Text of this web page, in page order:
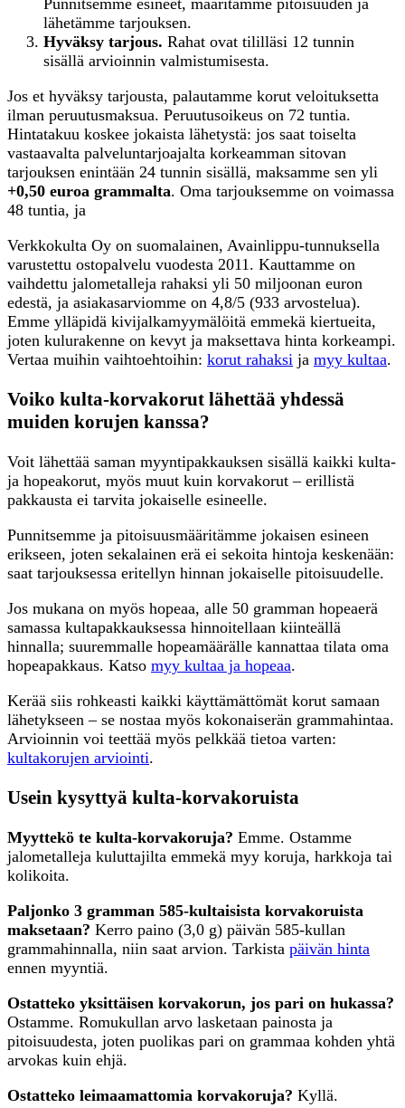
lähetämme tarjouksen.
Hyväksy tarjous. Rahat ovat tililläsi 12 tunnin
sisällä arvioinnin valmistumisesta.
Jos et hyväksy tarjousta, palautamme korut veloituksetta
ilman peruutusmaksua. Peruutusoikeus on 72 tuntia.
Hintatakuu koskee jokaista lähetystä: jos saat toiselta
vastaavalta palveluntarjoajalta korkeamman sitovan
tarjouksen enintään 24 tunnin sisällä, maksamme sen yli
+0,50 euroa grammalta. Oma tarjouksemme on voimassa
48 tuntia, ja
Verkkokulta Oy on suomalainen, Avainlippu-tunnuksella
varustettu ostopalvelu vuodesta 2011. Kauttamme on
vaihdettu jalometalleja rahaksi yli 50 miljoonan euron
edestä, ja asiakasarviomme on 4,8/5 (933 arvostelua).
Emme ylläpidä kivijalkamyymälöitä emmekä kiertueita,
joten kulurakenne on kevyt ja maksettava hinta korkeampi.
Vertaa muihin vaihtoehtoihin: korut rahaksi ja myy kultaa.
Voiko kulta-korvakorut lähettää yhdessä
muiden korujen kanssa?
Voit lähettää saman myyntipakkauksen sisällä kaikki kulta-
ja hopeakorut, myös muut kuin korvakorut – erillistä
pakkausta ei tarvita jokaiselle esineelle.
Punnitsemme ja pitoisuusmääritämme jokaisen esineen
erikseen, joten sekalainen erä ei sekoita hintoja keskenään:
saat tarjouksessa eritellyn hinnan jokaiselle pitoisuudelle.
Jos mukana on myös hopeaa, alle 50 gramman hopeaerä
samassa kultapakkauksessa hinnoitellaan kiinteällä
hinnalla; suuremmalle hopeamäärälle kannattaa tilata oma
hopeapakkaus. Katso myy kultaa ja hopeaa.
Kerää siis rohkeasti kaikki käyttämättömät korut samaan
lähetykseen – se nostaa myös kokonaiserän grammahintaa.
Arvioinnin voi teettää myös pelkkää tietoa varten:
kultakorujen arviointi.
Usein kysyttyä kulta-korvakoruista
Myyttekö te kulta-korvakoruja? Emme. Ostamme
jalometalleja kuluttajilta emmekä myy koruja, harkkoja tai
kolikoita.
Paljonko 3 gramman 585-kultaisista korvakoruista
maksetaan? Kerro paino (3,0 g) päivän 585-kullan
grammahinnalla, niin saat arvion. Tarkista päivän hinta
ennen myyntiä.
Ostatteko yksittäisen korvakorun, jos pari on hukassa?
Ostamme. Romukullan arvo lasketaan painosta ja
pitoisuudesta, joten puolikas pari on grammaa kohden yhtä
arvokas kuin ehjä.
Ostatteko leimaamattomia korvakoruja? Kyllä.